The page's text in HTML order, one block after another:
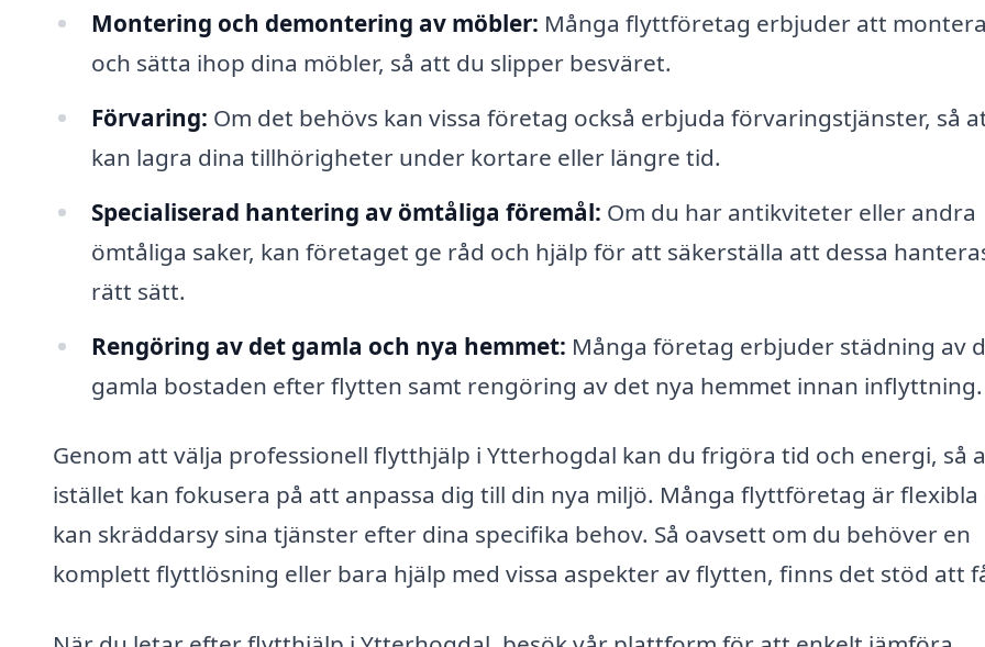
Montering och demontering av möbler: Många flyttföretag erbjuder att
och sätta ihop dina möbler, så att du slipper besväret.
Förvaring: Om det behövs kan vissa företag också erbjuda förvaringstjänster, så
kan lagra dina tillhörigheter under kortare eller längre tid.
Specialiserad hantering av ömtåliga föremål: Om du har antikviteter eller andra
ömtåliga saker, kan företaget ge råd och hjälp för att säkerställa att dessa
rätt sätt.
Rengöring av det gamla och nya hemmet: Många företag erbjuder städning av
gamla bostaden efter flytten samt rengöring av det nya hemmet innan inflyttning.
Genom att välja professionell flytthjälp i Ytterhogdal kan du frigöra tid och energi, så
istället kan fokusera på att anpassa dig till din nya miljö. Många flyttföretag är flexibla
kan skräddarsy sina tjänster efter dina specifika behov. Så oavsett om du behöver en
komplett flyttlösning eller bara hjälp med vissa aspekter av flytten, finns det stöd att